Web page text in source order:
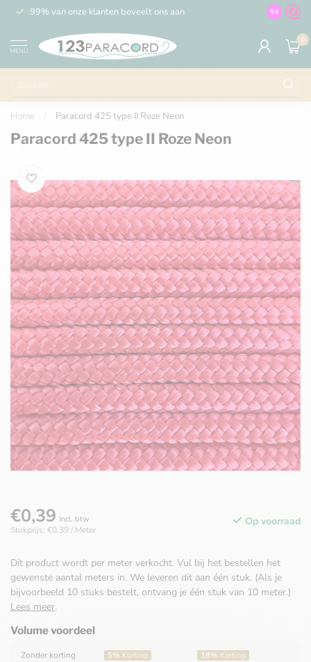
99% van onze klanten beveelt ons aan 100% de
9.5
MENU
0
Home Paracord 425 type II Roze Neon
Paracord 425 type II Roze Neon
€0,39 Incl. btw
Stukprijs: €0,39 / Meter
Op voorraad
Dit product wordt per meter verkocht. Vul bij het bestellen het
gewenste aantal meters in. We leveren dit aan één stuk. (Als je
bijvoorbeeld 10 stuks bestelt, ontvang je één stuk van 10 meter.)
Lees meer.
Volume voordeel
Zonder korting 5% Korting 18% Korting